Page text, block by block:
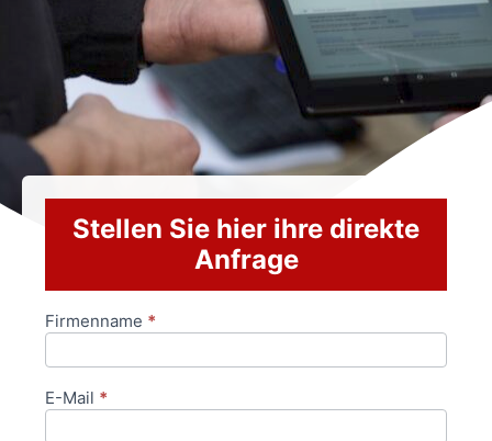
Stellen Sie hier ihre direkte
Anfrage
Anfrageformular
Firmenname *
E-Mail *